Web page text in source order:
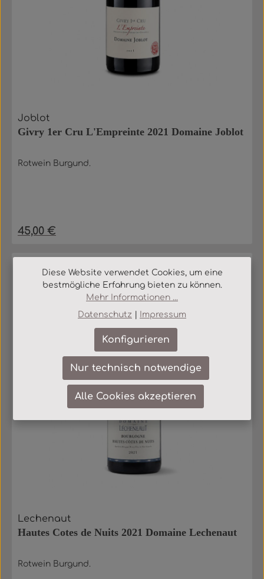
Joblot
Givry 1er Cru L'Empreinte 2021 Domaine Joblot
Rotwein Burgund.
Regulärer Preis:
45,00 €
Lechenaut
Hautes Cotes de Nuits 2021 Domaine Lechenaut
Rotwein Burgund.
Diese Website verwendet Cookies, um eine
bestmögliche Erfahrung bieten zu können.
Mehr Informationen ...
Datenschutz
Impressum
Nur technisch notwendige
Konfigurieren
Alle Cookies akzeptieren